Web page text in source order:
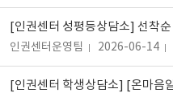
인권센터운영팀 2026-06-14